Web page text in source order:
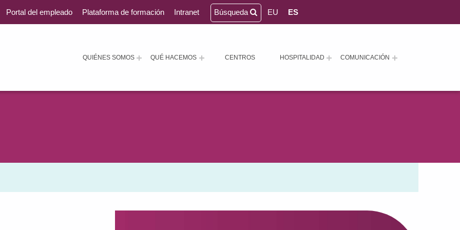
QUIÉNES SOMOS QUÉ HACEMOS CENTROS HOSPITALIDAD COMUNICACIÓN
Portal del empleado Plataforma de formación Intranet Búsqueda EU ES